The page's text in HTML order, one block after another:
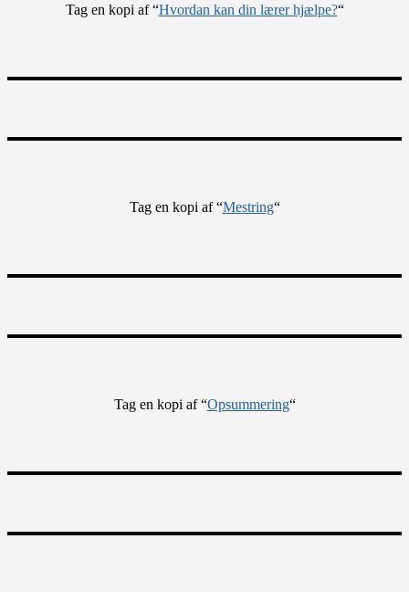
Tag en kopi af “Hvordan kan din lærer hjælpe?“
Tag en kopi af “Mestring“
Tag en kopi af “Opsummering“